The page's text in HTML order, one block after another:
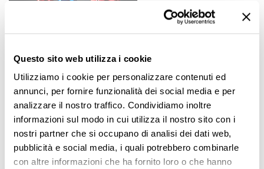
Questo sito web utilizza i cookie
Utilizziamo i cookie per personalizzare contenuti ed
annunci, per fornire funzionalità dei social media e per
analizzare il nostro traffico. Condividiamo inoltre
informazioni sul modo in cui utilizza il nostro sito con i
nostri partner che si occupano di analisi dei dati web,
pubblicità e social media, i quali potrebbero combinarle
con altre informazioni che ha fornito loro o che hanno
04 SET 2021
Collettori in alluminio anodizzato in offerta speciale
La gestione “in parallelo” dei circuiti di termoregolazione
stampo offre la migliore distribuzione della temperatura
nelle varie zone dello stampo.
Il trattamento di anodizzazione dei collettori garantisce la